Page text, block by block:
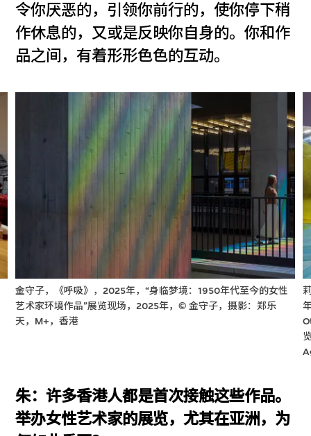
令你厌恶的，引领你前行的，使你停下稍
作休息的，又或是反映你自身的。你和作
品之间，有着形形色色的互动。
金守子，《呼吸》，2025年，“身临梦境：1950年代至今的女性
艺术家环境作品”展览现场，2025年，© 金守子，摄影：郑乐
天，M+，香港
朱：许多香港人都是首次接触这些作品。
举办女性艺术家的展览，尤其在亚洲，为